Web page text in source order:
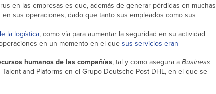
en las empresas es que, además de generar pérdidas en muchas
en sus operaciones, dado que tanto sus empleados como sus
la logística, como vía para aumentar la seguridad en su actividad
en un momento en el quesus servicios eran
humanos de las compañías, tal y como asegura aBusiness
and Plaforms en el Grupo Deutsche Post DHL, en el que se